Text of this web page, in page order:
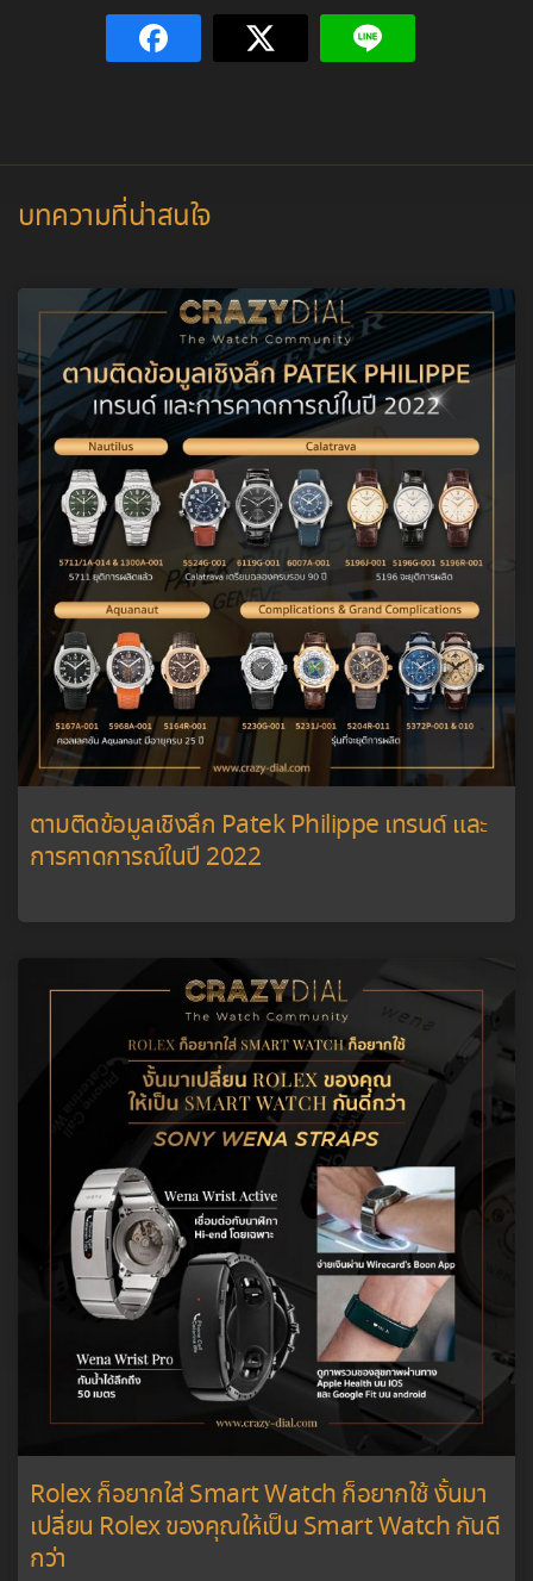
บทความที่น่าสนใจ
ตามติดข้อมูลเชิงลึก Patek Philippe เทรนด์ และ
การคาดการณ์ในปี 2022
Rolex ก็อยากใส่ Smart Watch ก็อยากใช้ งั้นมา
เปลี่ยน Rolex ของคุณให้เป็น Smart Watch กันดี
กว่า